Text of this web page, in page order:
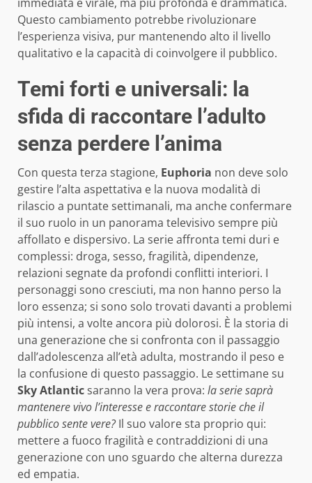
Questo cambiamento potrebbe rivoluzionare
l’esperienza visiva, pur mantenendo alto il livello
qualitativo e la capacità di coinvolgere il pubblico.
Temi forti e universali: la
sfida di raccontare l’adulto
senza perdere l’anima
Con questa terza stagione, Euphoria non deve solo
gestire l’alta aspettativa e la nuova modalità di
rilascio a puntate settimanali, ma anche confermare
il suo ruolo in un panorama televisivo sempre più
affollato e dispersivo. La serie affronta temi duri e
complessi: droga, sesso, fragilità, dipendenze,
relazioni segnate da profondi conflitti interiori. I
personaggi sono cresciuti, ma non hanno perso la
loro essenza; si sono solo trovati davanti a problemi
più intensi, a volte ancora più dolorosi. È la storia di
una generazione che si confronta con il passaggio
dall’adolescenza all’età adulta, mostrando il peso e
la confusione di questo passaggio. Le settimane su
Sky Atlanticsaranno la vera prova: la serie saprà
mantenere vivo l’interesse e raccontare storie che il
pubblico sente vere?Il suo valore sta proprio qui:
mettere a fuoco fragilità e contraddizioni di una
generazione con uno sguardo che alterna durezza
ed empatia.